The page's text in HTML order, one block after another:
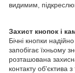
видимим,
Захист кнопок і
Бічні кнопки
запобігає їхньому
розташована
контакту об'єктива